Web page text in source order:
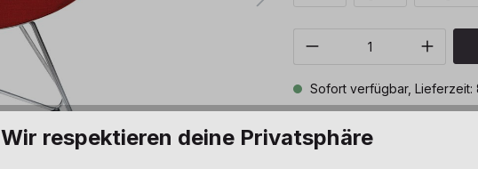
Produkt Anzahl:
Sofort verfügbar, Lieferzeit:
Zum Merkzettel hinzufügen
Wir respektieren deine Privatsphäre